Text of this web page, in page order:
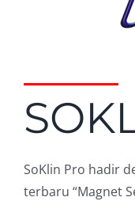
SoKlin Pro hadir
terbaru “Magnet